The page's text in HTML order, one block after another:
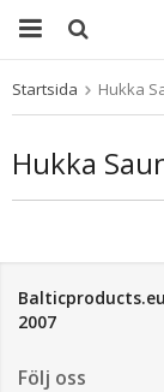
Startsida Hukka
Hukka
Balticproducts.eu
2007
Följ oss